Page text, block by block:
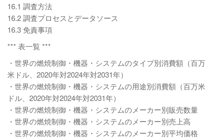
16.1 調査方法
16.2 調査プロセスとデータソース
16.3 免責事項
*** 表一覧 ***
・世界の燃焼制御・機器・システムのタイプ別消費額（百万
米ドル、2020年対2024年対2031年）
・世界の燃焼制御・機器・システムの用途別消費額（百万米
ドル、2020年対2024年対2031年）
・世界の燃焼制御・機器・システムのメーカー別販売数量
・世界の燃焼制御・機器・システムのメーカー別売上高
・世界の燃焼制御・機器・システムのメーカー別平均価格